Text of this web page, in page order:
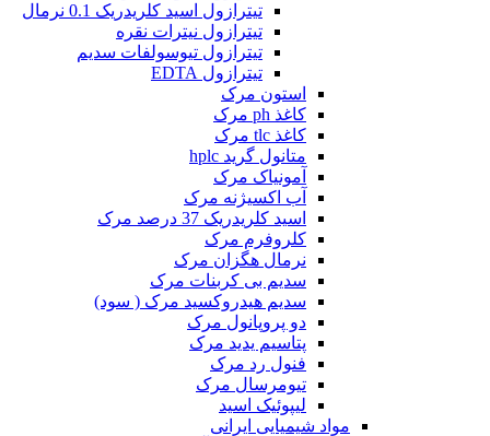
تیترازول اسید کلریدریک 0.1 نرمال
تیترازول نیترات نقره
تیترازول تیوسولفات سدیم
تیترازول EDTA
استون مرک
متانول گرید hplc
آمونیاک مرک
آب اکسیژنه مرک
اسید کلریدریک 37 درصد مرک
کلروفرم مرک
نرمال هگزان مرک
سدیم بی کربنات مرک
سدیم هیدروکسید مرک ( سود)
دو پروپانول مرک
پتاسیم یدید مرک
فنول رد مرک
تیومرسال مرک
لیپوئیک اسید
مواد شیمیایی ایرانی